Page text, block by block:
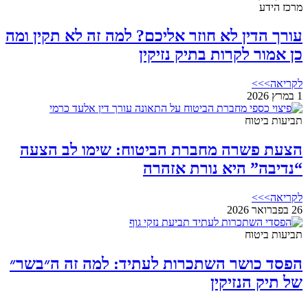
מרכז הידע
עורך הדין לא חוזר אליכם? למה זה לא תקין ומה
כן אמור לקרות בתיק נזיקין
לקריאה>>>
1 במרץ 2026
תביעות ביטוח
הצעת פשרה מחברת הביטוח: שימו לב הצעה
“נדיבה” היא נורת אזהרה
לקריאה>>>
26 בפברואר 2026
תביעות ביטוח
הפסד כושר השתכרות לעתיד: למה זה ה״בשר״
של תיק הנזיקין